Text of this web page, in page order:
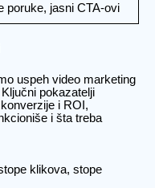
poruke, jasni CTA-ovi
uspeh video marketing
pokazatelji
i ROI,
i šta treba
klikova, stope